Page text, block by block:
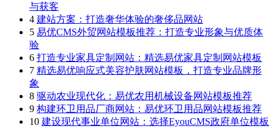
与获客
4 建站方案：打造奢华体验的奢侈品网站
5 易优CMS外贸网站模板推荐：打造专业形象与优质体
验
6 打造专业家具定制网站：精选易优家具定制网站模板
7 精选易优响应式美容护肤网站模板，打造专业品牌形
象
8 驱动农业现代化：易优农用机械设备网站模板推荐
9 构建环卫用品厂商网站：易优环卫用品网站模板推荐
10 建设现代事业单位网站：选择EyouCMS政府单位模板